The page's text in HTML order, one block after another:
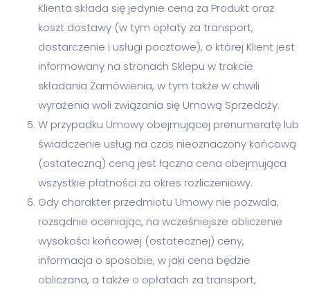
Klienta składa się jedynie cena za Produkt oraz
koszt dostawy (w tym opłaty za transport,
dostarczenie i usługi pocztowe), o której Klient jest
informowany na stronach Sklepu w trakcie
składania Zamówienia, w tym także w chwili
wyrażenia woli związania się Umową Sprzedaży.
W przypadku Umowy obejmującej prenumeratę lub
świadczenie usług na czas nieoznaczony końcową
(ostateczną) ceną jest łączna cena obejmująca
wszystkie płatności za okres rozliczeniowy.
Gdy charakter przedmiotu Umowy nie pozwala,
rozsądnie oceniając, na wcześniejsze obliczenie
wysokości końcowej (ostatecznej) ceny,
informacja o sposobie, w jaki cena będzie
obliczana, a także o opłatach za transport,